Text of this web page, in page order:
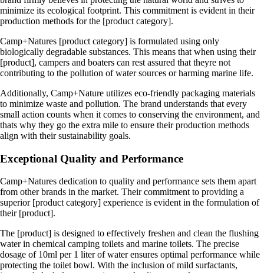
minimize its ecological footprint. This commitment is evident in their
production methods for the [product category].
Camp+Natures [product category] is formulated using only
biologically degradable substances. This means that when using their
[product], campers and boaters can rest assured that theyre not
contributing to the pollution of water sources or harming marine life.
Additionally, Camp+Nature utilizes eco-friendly packaging materials
to minimize waste and pollution. The brand understands that every
small action counts when it comes to conserving the environment, and
thats why they go the extra mile to ensure their production methods
align with their sustainability goals.
Exceptional Quality and Performance
Camp+Natures dedication to quality and performance sets them apart
from other brands in the market. Their commitment to providing a
superior [product category] experience is evident in the formulation of
their [product].
The [product] is designed to effectively freshen and clean the flushing
water in chemical camping toilets and marine toilets. The precise
dosage of 10ml per 1 liter of water ensures optimal performance while
protecting the toilet bowl. With the inclusion of mild surfactants,